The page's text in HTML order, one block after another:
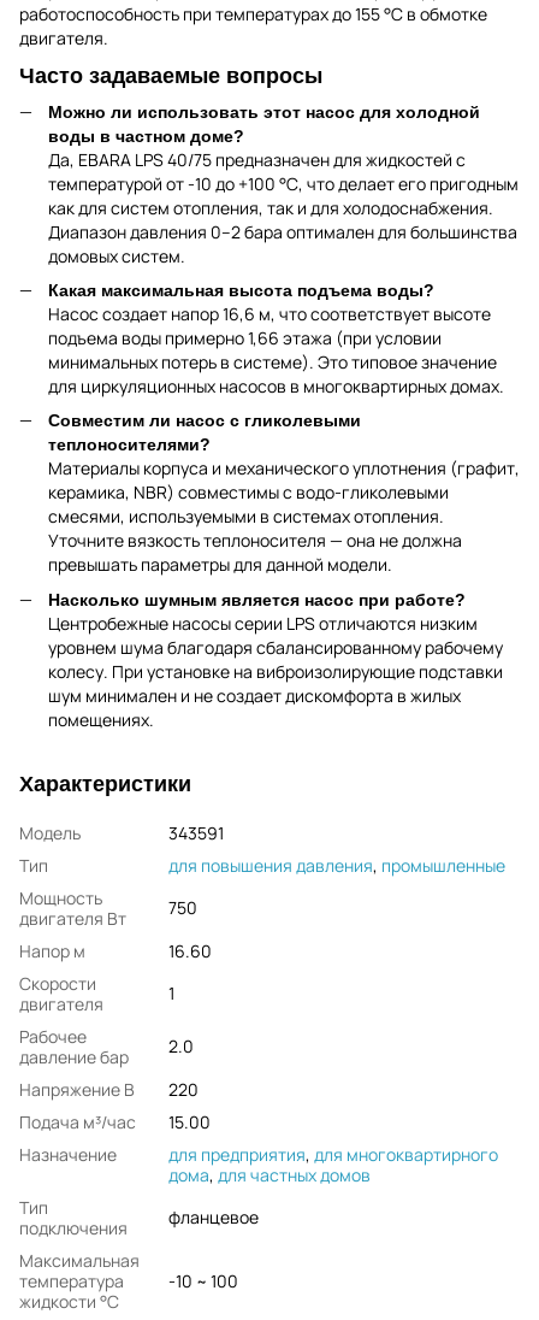
работоспособность при температурах до 155 °С в обмотке
двигателя.
Часто задаваемые вопросы
Можно ли использовать этот насос для холодной
воды в частном доме?
Да, EBARA LPS 40/75 предназначен для жидкостей с
температурой от -10 до +100 °С, что делает его пригодным
как для систем отопления, так и для холодоснабжения.
Диапазон давления 0–2 бара оптимален для большинства
домовых систем.
Какая максимальная высота подъема воды?
Насос создает напор 16,6 м, что соответствует высоте
подъема воды примерно 1,66 этажа (при условии
минимальных потерь в системе). Это типовое значение
для циркуляционных насосов в многоквартирных домах.
Совместим ли насос с гликолевыми
теплоносителями?
Материалы корпуса и механического уплотнения (графит,
керамика, NBR) совместимы с водо-гликолевыми
смесями, используемыми в системах отопления.
Уточните вязкость теплоносителя — она не должна
превышать параметры для данной модели.
Насколько шумным является насос при работе?
Центробежные насосы серии LPS отличаются низким
уровнем шума благодаря сбалансированному рабочему
колесу. При установке на виброизолирующие подставки
шум минимален и не создает дискомфорта в жилых
помещениях.
Характеристики
Модель
343591
Тип
для повышения давления, промышленные
Мощность
двигателя Вт
750
Напор м
16.60
Скорости
двигателя
1
Рабочее
давление бар
2.0
Напряжение В
220
Подача м³/час
15.00
Назначение
для предприятия, для многоквартирного
дома, для частных домов
Тип
подключения
фланцевое
Максимальная
температура
жидкости °С
-10 ~ 100